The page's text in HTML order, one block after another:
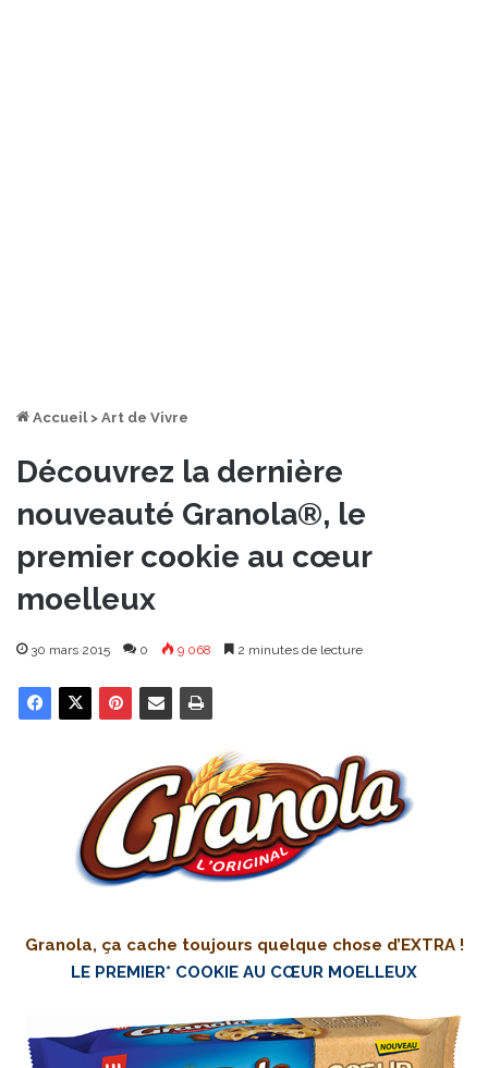
Accueil > Art de Vivre
Découvrez la dernière
nouveauté Granola®, le
premier cookie au cœur
moelleux
30 mars 2015 0 9 068 2 minutes de lecture
Granola, ça cache toujours quelque chose d’EXTRA !
LE PREMIER* COOKIE AU CŒUR MOELLEUX